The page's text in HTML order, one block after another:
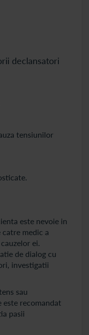
declansatori
tensiunilor
este nevoie in
medic a
ei.
de dialog cu
investigatii
sau
recomandat
pasii